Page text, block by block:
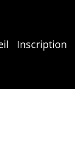
Inscription